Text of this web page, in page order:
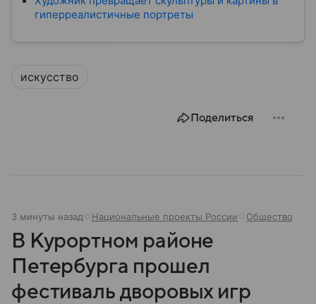
гиперреалистичные портреты
искусство
Поделиться
3 минуты назад Национальные проекты России Общество
В Курортном районе
Петербурга прошел
фестиваль дворовых игр